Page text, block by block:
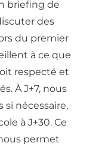
briefing de
des
du premier
à ce que
respecté et
À J+7, nous
nécessaire,
à J+30. Ce
permet